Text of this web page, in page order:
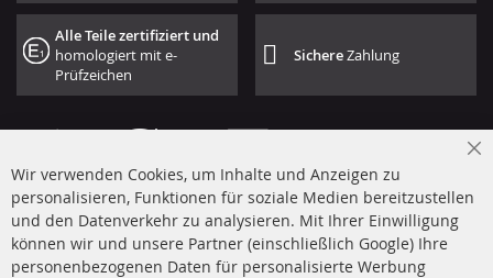
Alle Teile zertifiziert und
homologiert mit e-
Prüfzeichen
SichereZahlung
+49 (0) 4533 799 00 0
Mo-Do: 09-17 Uhr, Fr 09-16 Uhr
Wir verwenden Cookies, um Inhalte und Anzeigen zu
personalisieren, Funktionen für soziale Medien bereitzustellen
und den Datenverkehr zu analysieren. Mit Ihrer Einwilligung
können wir und unsere Partner (einschließlich Google) Ihre
personenbezogenen Daten für personalisierte Werbung